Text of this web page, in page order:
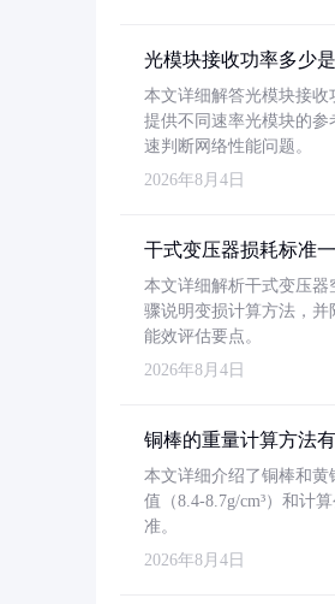
光模块接收功率多少
本文详细解答光模块接收
提供不同速率光模块的
速判断网络性能问题。
2026年8月4日
干式变压器损耗标准
本文详细解析干式变压器
骤说明变损计算方法，并
能效评估要点。
2026年8月4日
铜棒的重量计算方法
本文详细介绍了铜棒和
值（8.4-8.7g/cm³）和计
准。
2026年8月4日